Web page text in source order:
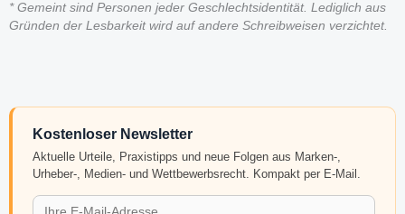
* Gemeint sind Personen jeder Geschlechtsidentität. Lediglich aus
Gründen der Lesbarkeit wird auf andere Schreibweisen verzichtet.
Kostenloser Newsletter
Aktuelle Urteile, Praxistipps und neue Folgen aus Marken-,
Urheber-, Medien- und Wettbewerbsrecht. Kompakt per E-Mail.